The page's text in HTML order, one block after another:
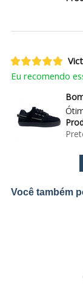
Eu recomendo
Você também